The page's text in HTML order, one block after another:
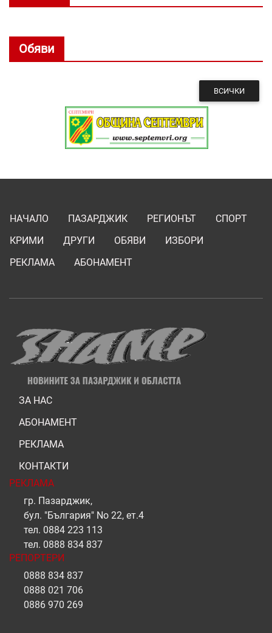
Обяви
ВСИЧКИ
НАЧАЛО ПАЗАРДЖИК РЕГИОНЪТ
СПОРТ
КРИМИ
ДРУГИ ОБЯВИ
ИЗБОРИ
РЕКЛАМА
АБОНАМЕНТ
ЗА НАС
АБОНАМЕНТ
РЕКЛАМА
КОНТАКТИ
РЕКЛАМА
гр. Пазарджик,
бул. "България" No 22, ет.4
тел. 0884 223 113
тел. 0888 834 837
РЕПОРТЕРИ
0888 834 837
0888 021 706
0886 970 269